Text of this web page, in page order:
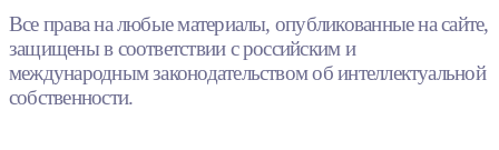
Все права на любые материалы, опубликованные на сайте,
защищены в соответствии с российским и
международным законодательством об интеллектуальной
собственности.